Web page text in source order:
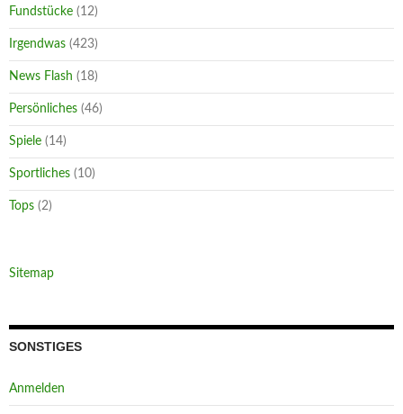
Fundstücke (12)
Irgendwas (423)
News Flash (18)
Persönliches (46)
Spiele (14)
Sportliches (10)
Tops (2)
Sitemap
SONSTIGES
Anmelden